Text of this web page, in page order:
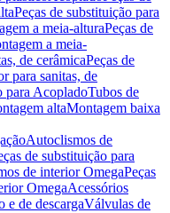
Peças de substituição para
a meia-alturaPeças de
a meia-
de cerâmicaPeças de
para sanitas, de
para AcopladoTubos de
altaMontagem baixa
Autoclismos de
de substituição para
de interior OmegaPeças
OmegaAcessórios
e de descargaVálvulas de